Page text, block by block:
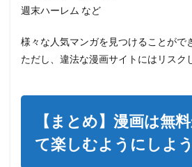
週末ハーレム など
様々な人気マンガを見つけることがで
ただし、違法な漫画サイトにはリスク
【まとめ】漫画は無
て楽しむようにしよう